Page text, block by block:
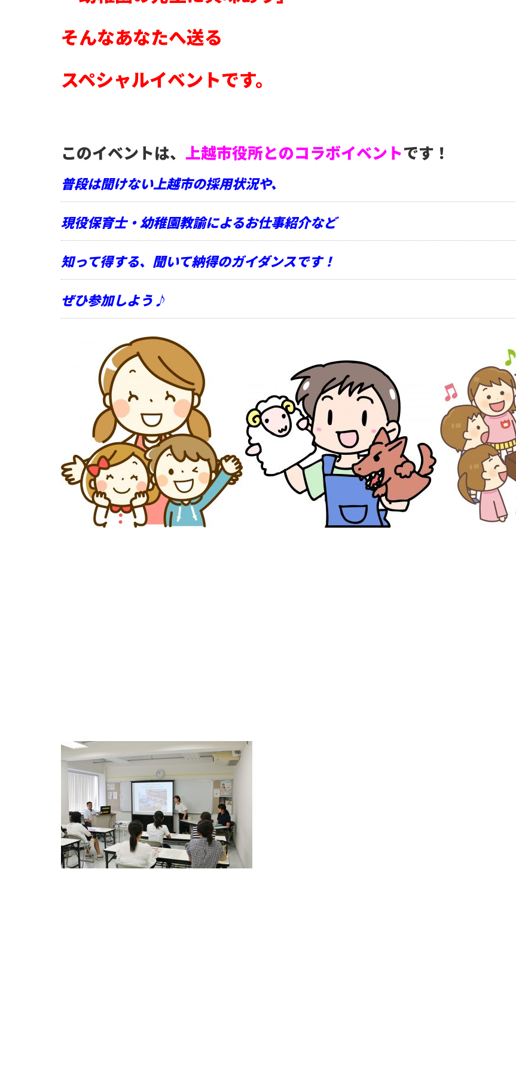
そんなあなたへ送る
スペシャルイベントです。
このイベントは、 上越市役所とのコラボイベントです！
普段は聞けない上越市の採用状況や、
現役保育士・幼稚園教諭によるお仕事紹介など
知って得する、聞いて納得のガイダンスです！
ぜひ参加しよう♪